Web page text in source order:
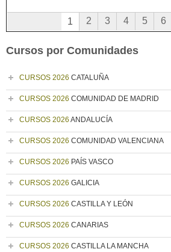
1 2 3 4 5 6
Cursos por Comunidades
CURSOS 2026 CATALUÑA
CURSOS 2026 COMUNIDAD DE MADRID
CURSOS 2026 ANDALUCÍA
CURSOS 2026 COMUNIDAD VALENCIANA
CURSOS 2026 PAÍS VASCO
CURSOS 2026 GALICIA
CURSOS 2026 CASTILLA Y LEÓN
CURSOS 2026 CANARIAS
CURSOS 2026 CASTILLA LA MANCHA